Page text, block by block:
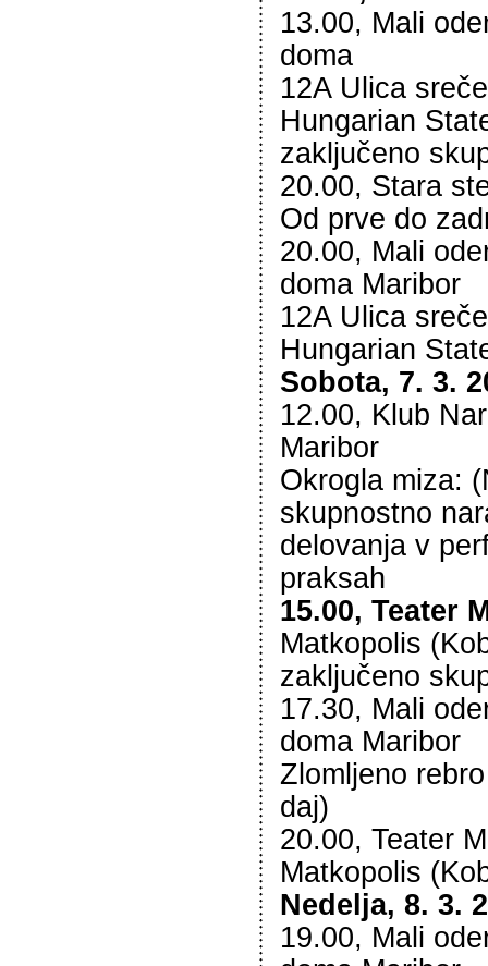
13.00, Mali
doma
12A Ulica
Hungarian
zaključeno
20.00, Stara
Od prve do
20.00, Mali
doma Maribor
12A Ulica
Hungarian
Sobota, 7. 3.
12.00, Klub
Maribor
Okrogla miza:
skupnostno
delovanja v
praksah
15.00, Teater
Matkopolis
zaključeno
17.30, Mali
doma Maribor
Zlomljeno
daj)
20.00, Teater
Matkopolis
Nedelja, 8. 3.
19.00, Mali